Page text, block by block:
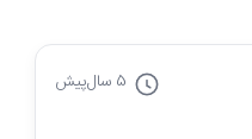
5 سال پیش